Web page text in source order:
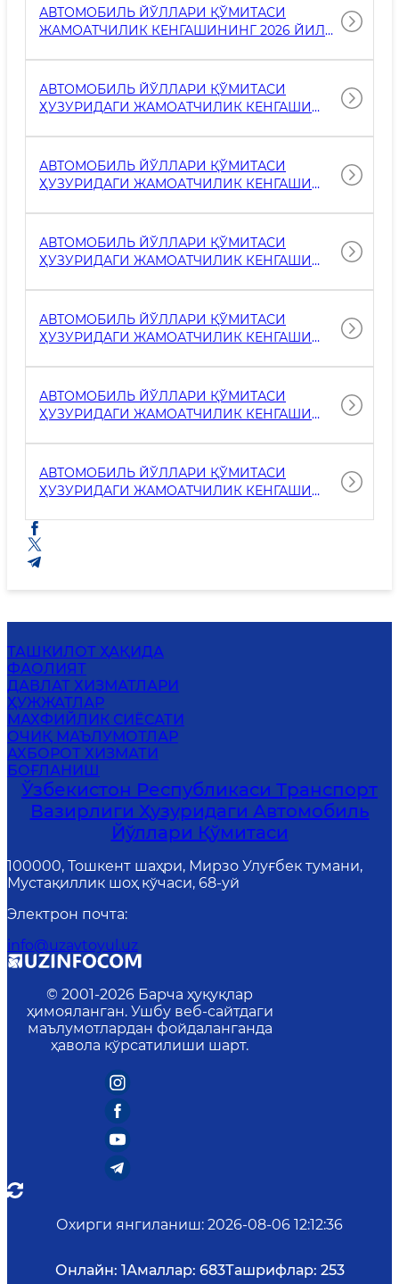
АВТОМОБИЛЬ ЙЎЛЛАРИ ҚЎМИТАСИ
ЖАМОАТЧИЛИК КЕНГАШИНИНГ 2026 ЙИЛ
АВТОМОБИЛЬ ЙЎЛЛАРИ ҚЎМИТАСИ
ҲУЗУРИДАГИ ЖАМОАТЧИЛИК КЕНГАШИ
АВТОМОБИЛЬ ЙЎЛЛАРИ ҚЎМИТАСИ
ҲУЗУРИДАГИ ЖАМОАТЧИЛИК КЕНГАШИ
АВТОМОБИЛЬ ЙЎЛЛАРИ ҚЎМИТАСИ
ҲУЗУРИДАГИ ЖАМОАТЧИЛИК КЕНГАШИ
АВТОМОБИЛЬ ЙЎЛЛАРИ ҚЎМИТАСИ
ҲУЗУРИДАГИ ЖАМОАТЧИЛИК КЕНГАШИ
АВТОМОБИЛЬ ЙЎЛЛАРИ ҚЎМИТАСИ
ҲУЗУРИДАГИ ЖАМОАТЧИЛИК КЕНГАШИ
АВТОМОБИЛЬ ЙЎЛЛАРИ ҚЎМИТАСИ
ҲУЗУРИДАГИ ЖАМОАТЧИЛИК КЕНГАШИ
ТАШКИЛОТ ҲАҚИДА
ФАОЛИЯТ
ДАВЛАТ ХИЗМАТЛАРИ
ҲУЖЖАТЛАР
МАХФИЙЛИК СИЁСАТИ
ОЧИҚ МАЪЛУМОТЛАР
АХБОРОТ ХИЗМАТИ
БОҒЛАНИШ
Ўзбекистон Республикаси Транспорт
Вазирлиги Ҳузуридаги Автомобиль
Йўллари Қўмитаси
100000, Тошкент шаҳри, Мирзо Улуғбек тумани,
Мустақиллик шоҳ кўчаси, 68-уй
Электрон почта:
info@uzavtoyul.uz
© 2001-2026 Барча ҳуқуқлар
ҳимояланган. Ушбу веб-сайтдаги
маълумотлардан фойдаланганда
ҳавола кўрсатилиши шарт.
Охирги янгиланиш: 2026-08-06 12:12:36
Онлайн: 1Амаллар: 683Ташрифлар: 253